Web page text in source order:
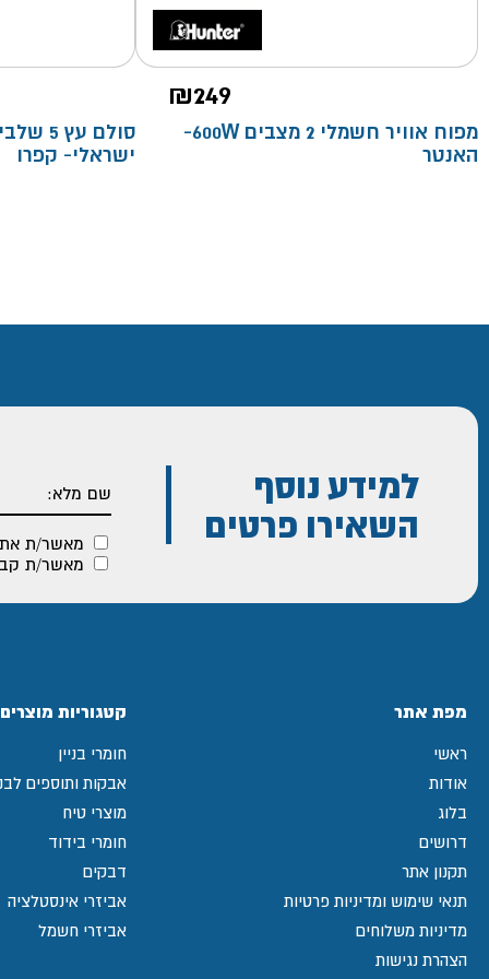
₪249
מפוח אוויר חשמלי 2 מצבים 600W-
האנטר
סולם
ישראלי- קפרו
למידע נוסף
השאירו פרטים
מאשר/ת
מאשר/ת
מפת אתר
ראשי
אודות
בלוג
דרושים
תקנון אתר
תנאי שימוש ומדיניות פרטיות
מדיניות משלוחים
הצהרת נגישות
קטגוריות מוצרים
חומרי בניין
אבקות ותוספים
מוצרי טיח
חומרי בידוד
דבקים
אביזרי אינסטלציה
אביזרי חשמל